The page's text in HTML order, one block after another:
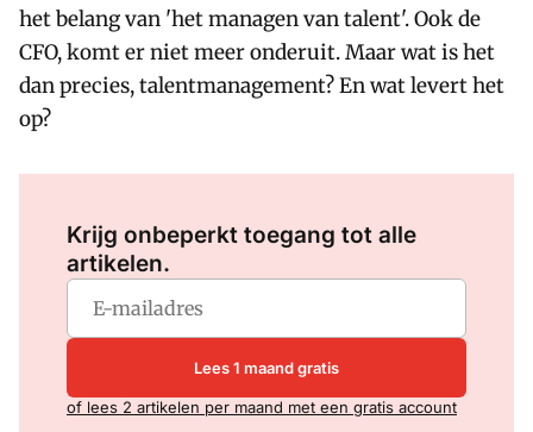
het belang van 'het managen van talent'. Ook de
CFO, komt er niet meer onderuit. Maar wat is het
dan precies, talentmanagement? En wat levert het
op?
Krijg onbeperkt toegang tot alle
artikelen.
Lees 1 maand gratis
of lees 2 artikelen per maand met een gratis account